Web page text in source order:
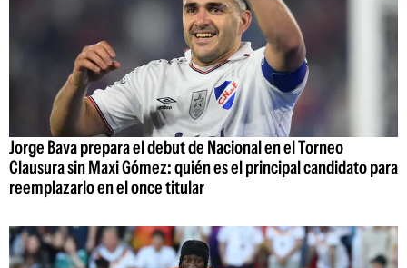
Jorge Bava prepara el debut de Nacional en el Torneo
Clausura sin Maxi Gómez: quién es el principal candidato para
reemplazarlo en el once titular